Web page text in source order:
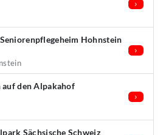
Hohnstein
den Alpakahof
Sächsische Schweiz